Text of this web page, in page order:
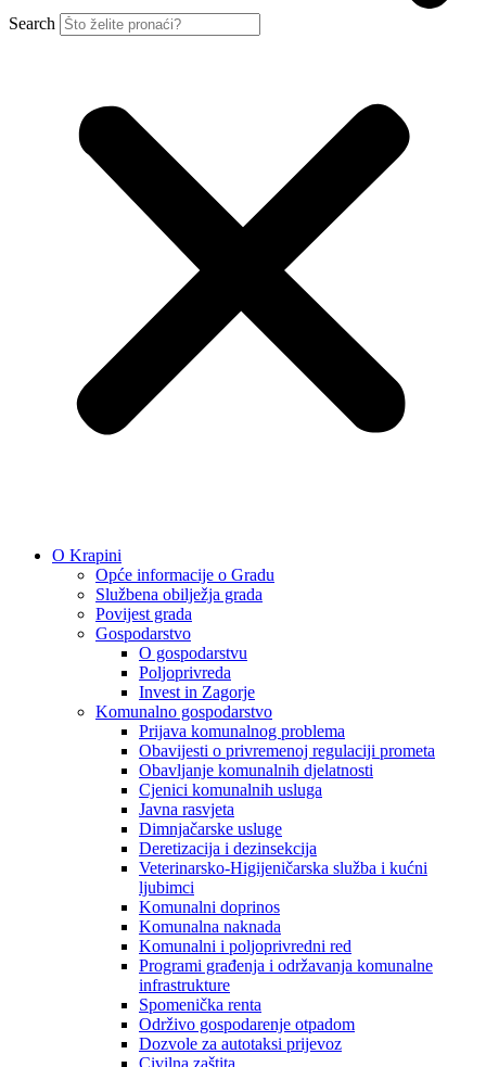
Search
O Krapini
Opće informacije o Gradu
Službena obilježja grada
Povijest grada
Gospodarstvo
O gospodarstvu
Poljoprivreda
Invest in Zagorje
Komunalno gospodarstvo
Prijava komunalnog problema
Obavijesti o privremenoj regulaciji prometa
Obavljanje komunalnih djelatnosti
Cjenici komunalnih usluga
Javna rasvjeta
Dimnjačarske usluge
Deretizacija i dezinsekcija
Veterinarsko-Higijeničarska služba i kućni
ljubimci
Komunalni doprinos
Komunalna naknada
Komunalni i poljoprivredni red
Programi građenja i održavanja komunalne
infrastrukture
Spomenička renta
Održivo gospodarenje otpadom
Dozvole za autotaksi prijevoz
Civilna zaštita